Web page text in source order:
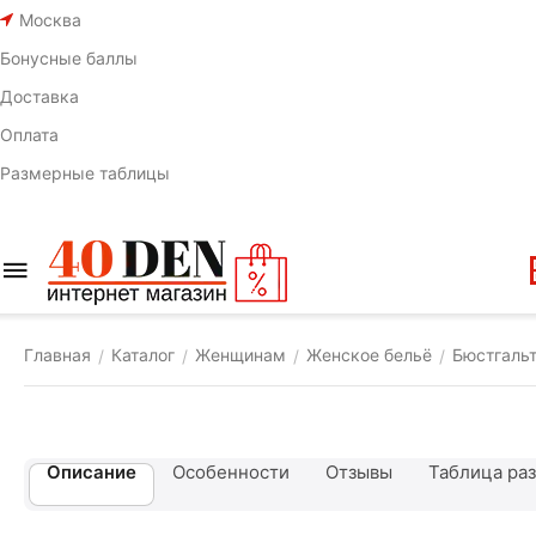
Москва
Бонусные баллы
Доставка
Оплата
Размерные таблицы
Главная / Каталог / Женщинам / Женское бельё /
Описание Особенности Отзывы Таблица